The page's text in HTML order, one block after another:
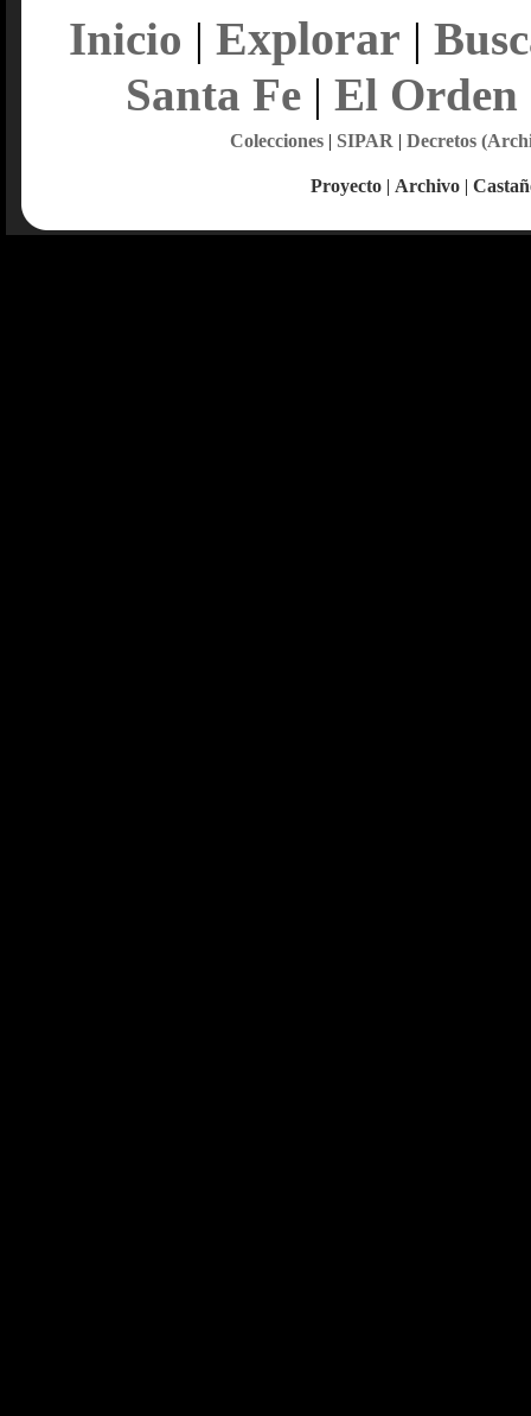
Inicio | Explorar |
Santa Fe| El Orden
Colecciones| SIPAR | Decretos
Proyecto | Archivo |